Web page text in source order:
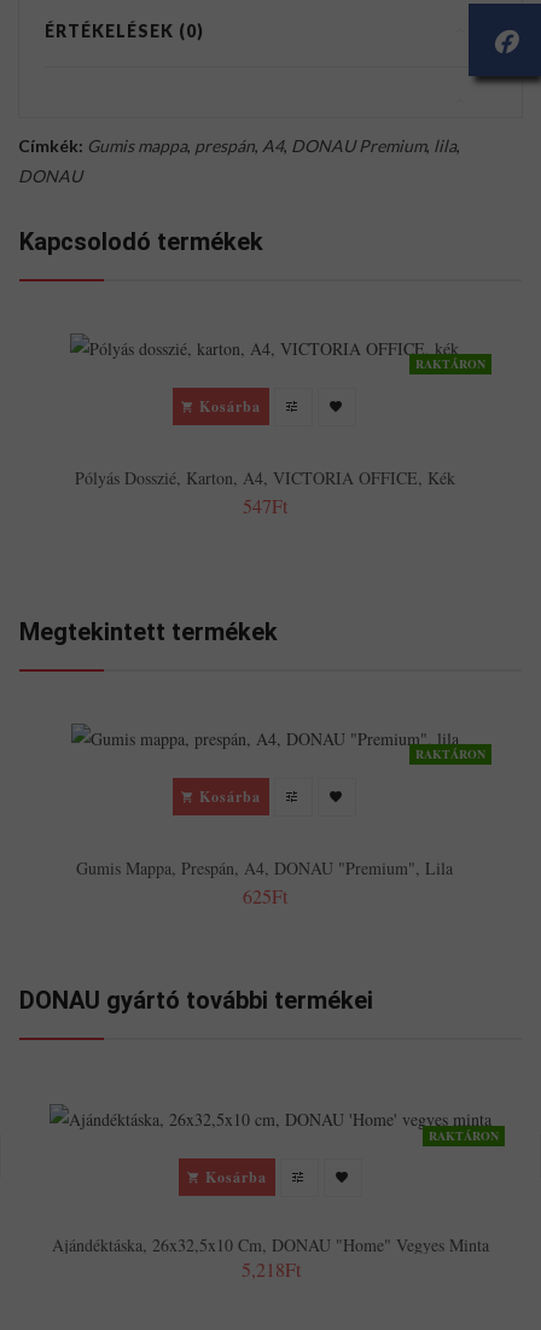
ÉRTÉKELÉSEK (0)
Címkék: Gumis mappa, prespán, A4, DONAU Premium, lila,
DONAU
Kapcsolodó termékek
RAKTÁRON
Kosárba
Pólyás Dosszié, Karton, A4, VICTORIA OFFICE, Kék
547Ft
Megtekintett termékek
RAKTÁRON
Kosárba
Gumis Mappa, Prespán, A4, DONAU "Premium", Lila
625Ft
DONAU gyártó további termékei
RAKTÁRON
Kosárba
Ajándéktáska, 26x32,5x10 Cm, DONAU "Home" Vegyes Minta
5,218Ft